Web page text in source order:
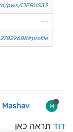
pws/IJERUS33
---
M
Mashav
דוד תראה כאן